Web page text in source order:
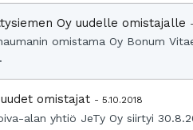
Oy uudelle omistajalle
omistama Oy Bonum
omistajat - 5.10.2018
alan yhtiö JeTy Oy siirtyi